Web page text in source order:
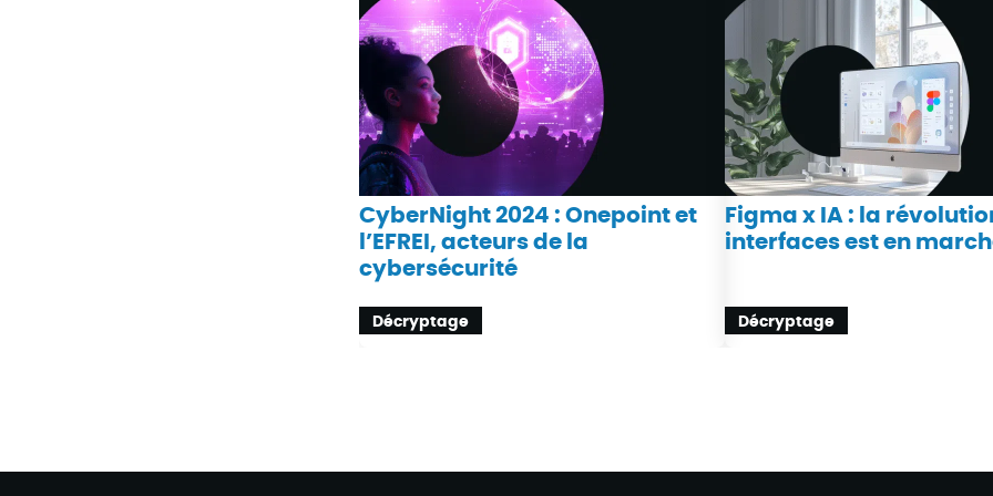
CyberNight 2024 : Onepoint et
l’EFREI, acteurs de la
cybersécurité
Décryptage
Figma x IA : la
interfaces est en
Décryptage